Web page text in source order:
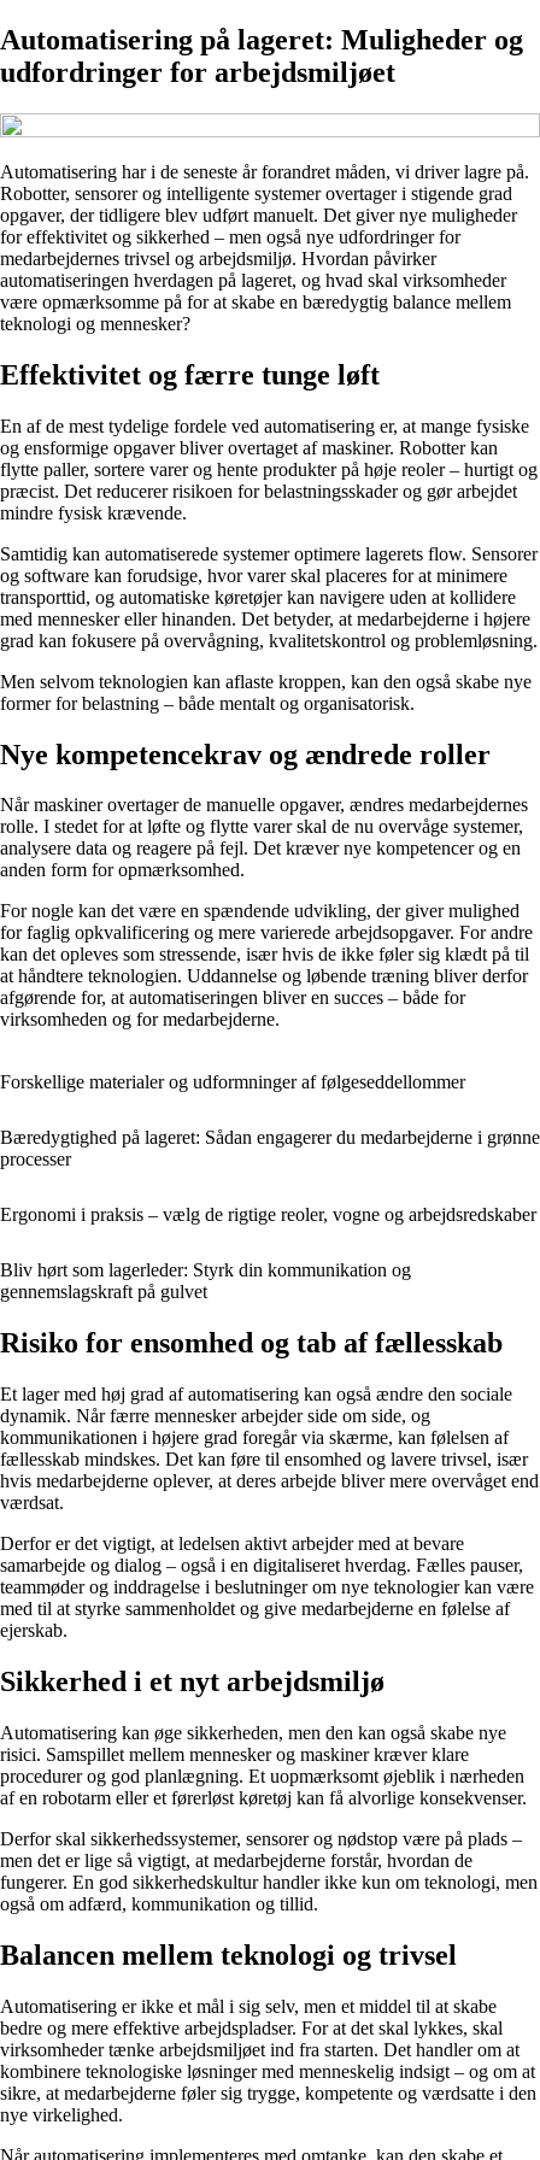
Automatisering på lageret: Muligheder og
udfordringer for arbejdsmiljøet
Automatisering har i de seneste år forandret måden, vi driver lagre på.
Robotter, sensorer og intelligente systemer overtager i stigende grad
opgaver, der tidligere blev udført manuelt. Det giver nye muligheder
for effektivitet og sikkerhed – men også nye udfordringer for
medarbejdernes trivsel og arbejdsmiljø. Hvordan påvirker
automatiseringen hverdagen på lageret, og hvad skal virksomheder
være opmærksomme på for at skabe en bæredygtig balance mellem
teknologi og mennesker?
Effektivitet og færre tunge løft
En af de mest tydelige fordele ved automatisering er, at mange fysiske
og ensformige opgaver bliver overtaget af maskiner. Robotter kan
flytte paller, sortere varer og hente produkter på høje reoler – hurtigt og
præcist. Det reducerer risikoen for belastningsskader og gør arbejdet
mindre fysisk krævende.
Samtidig kan automatiserede systemer optimere lagerets flow. Sensorer
og software kan forudsige, hvor varer skal placeres for at minimere
transporttid, og automatiske køretøjer kan navigere uden at kollidere
med mennesker eller hinanden. Det betyder, at medarbejderne i højere
grad kan fokusere på overvågning, kvalitetskontrol og problemløsning.
Men selvom teknologien kan aflaste kroppen, kan den også skabe nye
former for belastning – både mentalt og organisatorisk.
Nye kompetencekrav og ændrede roller
Når maskiner overtager de manuelle opgaver, ændres medarbejdernes
rolle. I stedet for at løfte og flytte varer skal de nu overvåge systemer,
analysere data og reagere på fejl. Det kræver nye kompetencer og en
anden form for opmærksomhed.
For nogle kan det være en spændende udvikling, der giver mulighed
for faglig opkvalificering og mere varierede arbejdsopgaver. For andre
kan det opleves som stressende, især hvis de ikke føler sig klædt på til
at håndtere teknologien. Uddannelse og løbende træning bliver derfor
afgørende for, at automatiseringen bliver en succes – både for
virksomheden og for medarbejderne.
Forskellige materialer og udformninger af følgeseddellommer
Bæredygtighed på lageret: Sådan engagerer du medarbejderne i grønne
processer
Ergonomi i praksis – vælg de rigtige reoler, vogne og arbejdsredskaber
Bliv hørt som lagerleder: Styrk din kommunikation og
gennemslagskraft på gulvet
Risiko for ensomhed og tab af fællesskab
Et lager med høj grad af automatisering kan også ændre den sociale
dynamik. Når færre mennesker arbejder side om side, og
kommunikationen i højere grad foregår via skærme, kan følelsen af
fællesskab mindskes. Det kan føre til ensomhed og lavere trivsel, især
hvis medarbejderne oplever, at deres arbejde bliver mere overvåget end
værdsat.
Derfor er det vigtigt, at ledelsen aktivt arbejder med at bevare
samarbejde og dialog – også i en digitaliseret hverdag. Fælles pauser,
teammøder og inddragelse i beslutninger om nye teknologier kan være
med til at styrke sammenholdet og give medarbejderne en følelse af
ejerskab.
Sikkerhed i et nyt arbejdsmiljø
Automatisering kan øge sikkerheden, men den kan også skabe nye
risici. Samspillet mellem mennesker og maskiner kræver klare
procedurer og god planlægning. Et uopmærksomt øjeblik i nærheden
af en robotarm eller et førerløst køretøj kan få alvorlige konsekvenser.
Derfor skal sikkerhedssystemer, sensorer og nødstop være på plads –
men det er lige så vigtigt, at medarbejderne forstår, hvordan de
fungerer. En god sikkerhedskultur handler ikke kun om teknologi, men
også om adfærd, kommunikation og tillid.
Balancen mellem teknologi og trivsel
Automatisering er ikke et mål i sig selv, men et middel til at skabe
bedre og mere effektive arbejdspladser. For at det skal lykkes, skal
virksomheder tænke arbejdsmiljøet ind fra starten. Det handler om at
kombinere teknologiske løsninger med menneskelig indsigt – og om at
sikre, at medarbejderne føler sig trygge, kompetente og værdsatte i den
nye virkelighed.
Når automatisering implementeres med omtanke, kan den skabe et